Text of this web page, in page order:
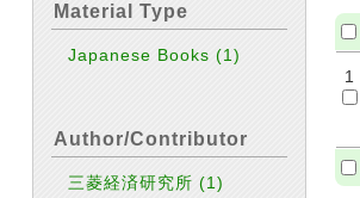
Material Type
Japanese Books(1)
Author/Contributor
三菱経済研究所(1)
1